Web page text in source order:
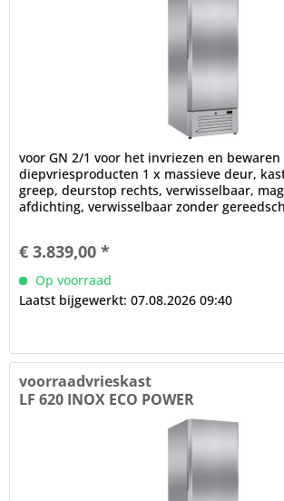
voor GN 2/1 voor het invriezen en
diepvriesproducten 1 x massieve deur,
greep, deurstop rechts, verwisselbaar,
afdichting, verwisselbaar zonder
€ 3.839,00 *
Op voorraad
Laatst bijgewerkt: 07.08.2026 09:40
voorraadvrieskast
LF 620 INOX ECO POWER